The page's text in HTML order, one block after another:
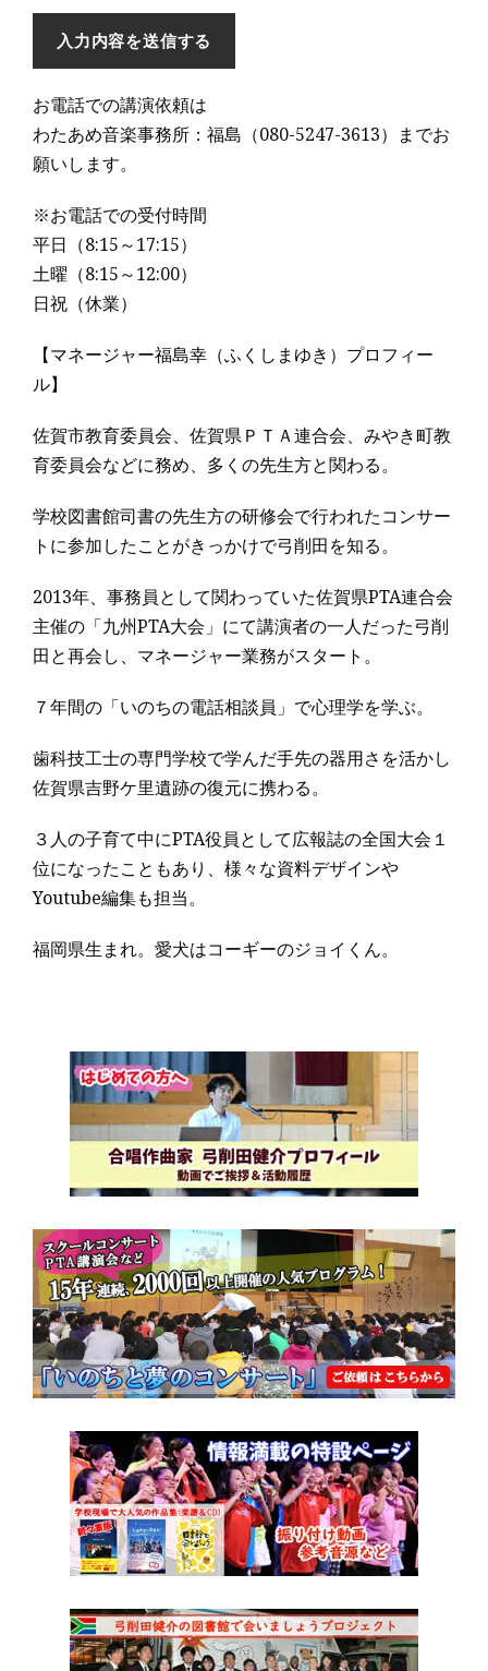
お電話での講演依頼は
わたあめ音楽事務所：福島（080-5247-3613）までお
願いします。
※お電話での受付時間
平日（8:15～17:15）
土曜（8:15～12:00）
日祝（休業）
【マネージャー福島幸（ふくしまゆき）プロフィー
ル】
佐賀市教育委員会、佐賀県ＰＴＡ連合会、みやき町教
育委員会などに務め、多くの先生方と関わる。
学校図書館司書の先生方の研修会で行われたコンサー
トに参加したことがきっかけで弓削田を知る。
2013年、事務員として関わっていた佐賀県PTA連合会
主催の「九州PTA大会」にて講演者の一人だった弓削
田と再会し、マネージャー業務がスタート。
７年間の「いのちの電話相談員」で心理学を学ぶ。
歯科技工士の専門学校で学んだ手先の器用さを活かし
佐賀県吉野ケ里遺跡の復元に携わる。
３人の子育て中にPTA役員として広報誌の全国大会１
位になったこともあり、様々な資料デザインや
Youtube編集も担当。
福岡県生まれ。愛犬はコーギーのジョイくん。